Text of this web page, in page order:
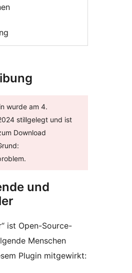
wurde am 4.
stillgelegt und ist
Download
und
ist Open-Source-
Menschen
Plugin mitgewirkt: